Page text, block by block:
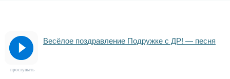
Весёлое поздравление Подружке с ДР! — песня
прослушать